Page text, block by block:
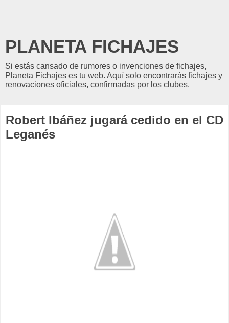
PLANETA FICHAJES
Si estás cansado de rumores o invenciones de fichajes,
Planeta Fichajes es tu web. Aquí solo encontrarás fichajes y
renovaciones oficiales, confirmadas por los clubes.
Robert Ibáñez jugará cedido en el CD
Leganés